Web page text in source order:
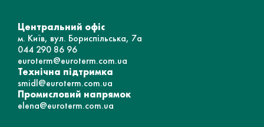
Центральний офіс
м. Київ, вул. Бориспільська, 7а
044 290 86 96
euroterm@euroterm.com.ua
Технічна підтримка
smidl@euroterm.com.ua
Промисловий напрямок
elena@euroterm.com.ua